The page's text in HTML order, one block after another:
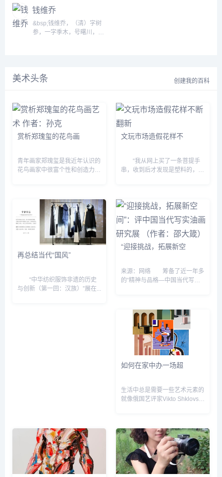
莽，淋漓雄厚。喜作渔父
图，有清旷野逸之趣。墨竹
宗文同，格调简率遒劲。与
史百家。书载性孤高自好，
喜恬淡，勿趋荣利。长大
后，曾漫游江淮间，后隐居
鹤必棹舟归来。作诗随就随
弃，从不留存。天圣六年
钱维乔
&bsp;钱维乔，（清）字树
参，一字季木，号曙川，又
翰墨，为兄代作，已咄咄逼
兼备。晚岁笔墨尤精， 随意
所作，疏老苍浑。双目既
眊，犹挥；弗倦。卒年六十
美术头条 创建我的百科
赏析郑瑰玺的花鸟画
青年画家郑瑰玺是我近年认识的
花鸟画家中很富个性和创造力的
纪80年代就蜚声画界，以不落...
文玩市场造假花样不
“我从网上买了一条菩提手
串，收到后才发现是塑料的，卖
友说这是染色的劣质品...
再总结当代“国风”
“中华纺织服饰非遗的历史
与创新（第一回：汉族）”展在...
“迎接挑战，拓展新空
来源：网络 筹备了近一年多
的“精神与品格—中国当代写实
方法而不是其他...
如何在家中办一场超
生活中总是需要一些艺术元素的
就像俄国艺评家Vikto Shklovsky
&dquo; 在这一...